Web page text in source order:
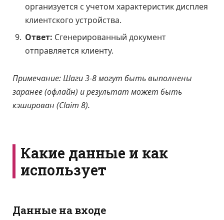
организуется с учетом характеристик дисплея
клиентского устройства.
Ответ: Сгенерированный документ
отправляется клиенту.
Примечание: Шаги 3-8 могут быть выполнены
заранее (офлайн) и результат может быть
кэширован (Claim 8).
Какие данные и как
использует
Данные на входе